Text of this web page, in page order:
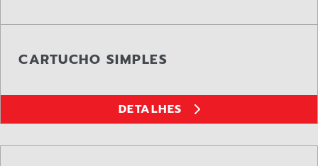
CARTUCHO SIMPLES
DETALHES